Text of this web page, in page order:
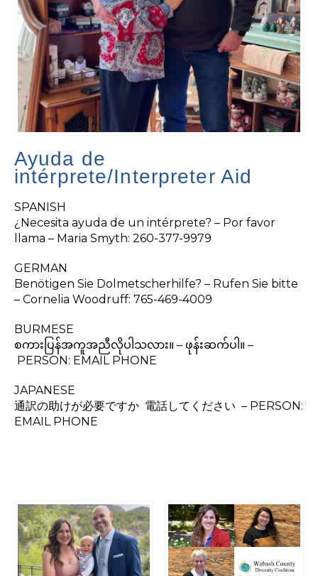
Ayuda de
intérprete/Interpreter Aid
SPANISH
¿Necesita ayuda de un intérprete? – Por favor
llama – Maria Smyth: 260-377-9979
GERMAN
Benötigen Sie Dolmetscherhilfe? – Rufen Sie bitte
– Cornelia Woodruff: 765-469-4009
BURMESE
စကားပြန်အကူအညီလိုပါသလား။ – ဖုန်းဆက်ပါ။ –
PERSON: EMAIL PHONE
JAPANESE
通訳の助けが必要ですか 電話してください – PERSON:
EMAIL PHONE